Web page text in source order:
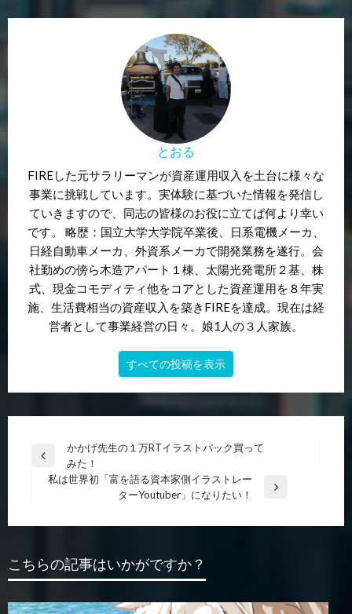
とおる
FIREした元サラリーマンが資産運用収入を土台に様々な
事業に挑戦しています。実体験に基づいた情報を発信し
ていきますので、同志の皆様のお役に立てば何より幸い
です。 略歴：国立大学大学院卒業後、日系電機メーカ、
日経自動車メーカ、外資系メーカで開発業務を遂行。会
社勤めの傍ら木造アパート１棟、太陽光発電所２基、株
式、現金コモディティ他をコアとした資産運用を８年実
施、生活費相当の資産収入を築きFIREを達成。現在は経
営者として事業経営の日々。娘1人の３人家族。
すべての投稿を表示
投
ー
シ
ョ
かかげ先生の１万RTイラストパック買って
みた！
投
私は世界初「富を語る資本家側イラストレー
ターYoutuber」になりたい！
こちらの記事はいかがですか？